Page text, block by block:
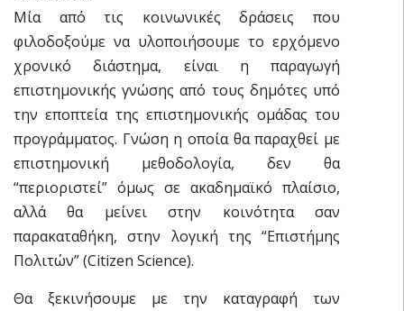
Μία από τις κοινωνικές δράσεις που
φιλοδοξούμε να υλοποιήσουμε το ερχόμενο
χρονικό διάστημα, είναι η παραγωγή
επιστημονικής γνώσης από τους δημότες υπό
την εποπτεία της επιστημονικής ομάδας του
προγράμματος. Γνώση η οποία θα παραχθεί με
επιστημονική μεθοδολογία, δεν θα
“περιοριστεί” όμως σε ακαδημαϊκό πλαίσιο,
αλλά θα μείνει στην κοινότητα σαν
παρακαταθήκη, στην λογική της “Επιστήμης
Πολιτών” (Citizen Science).
Θα ξεκινήσουμε με την καταγραφή των